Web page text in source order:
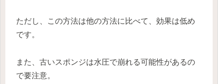
ただし、この方法は他の方法に比べて、効果は低め
です。
また、古いスポンジは水圧で崩れる可能性があるの
で要注意。